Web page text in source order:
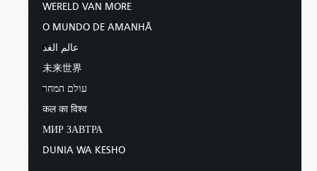
WERELD VAN MORE
O MUNDO DE AMANHÃ
عالم الغد
未来世界
עולם המחר
कल का विश्व
МИР ЗАВТРА
DUNIA WA KESHO